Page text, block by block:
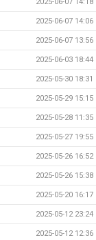
2025-06-07 14:06
2025-06-07 13:56
2025-06-03 18:44
2025-05-30 18:31
2025-05-29 15:15
2025-05-28 11:35
2025-05-27 19:55
2025-05-26 16:52
2025-05-26 15:38
2025-05-20 16:17
2025-05-12 23:24
2025-05-12 12:36